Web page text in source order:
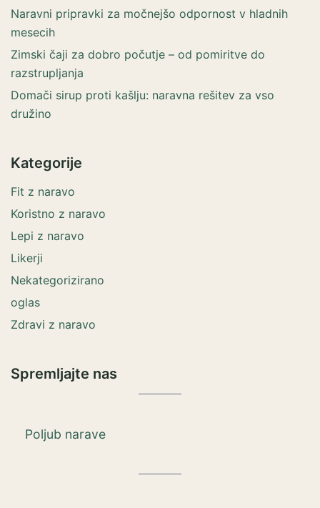
Naravni pripravki za močnejšo odpornost v hladnih
mesecih
Zimski čaji za dobro počutje – od pomiritve do
razstrupljanja
Domači sirup proti kašlju: naravna rešitev za vso
družino
Kategorije
Fit z naravo
Koristno z naravo
Lepi z naravo
Likerji
Nekategorizirano
oglas
Zdravi z naravo
Spremljajte nas
Poljub narave